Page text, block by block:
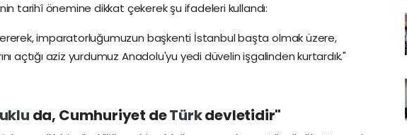
tarihî önemine dikkat çekerek şu ifadeleri kullandı:
imparatorluğumuzun başkenti İstanbul başta olmak üzere,
açtığı aziz yurdumuz Anadolu'yu yedi düvelin işgalinden kurtardık."
da, Cumhuriyet deTürkdevletidir"